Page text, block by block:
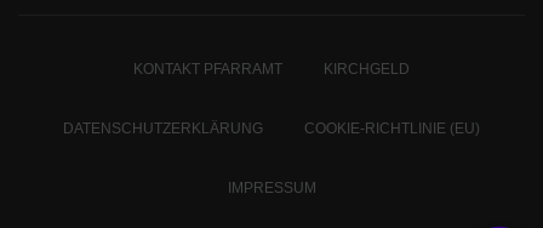
KONTAKT PFARRAMT KIRCHGELD
DATENSCHUTZERKLÄRUNG COOKIE-RICHTLINIE (EU)
IMPRESSUM